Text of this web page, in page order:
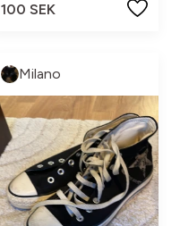
100 SEK
Milano